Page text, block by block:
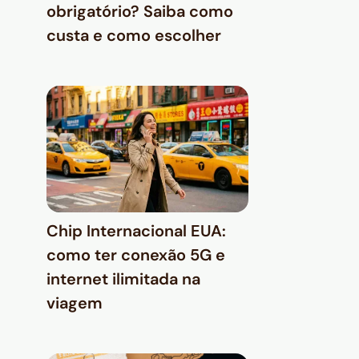
obrigatório? Saiba como
custa e como escolher
Chip Internacional EUA:
como ter conexão 5G e
internet ilimitada na
viagem